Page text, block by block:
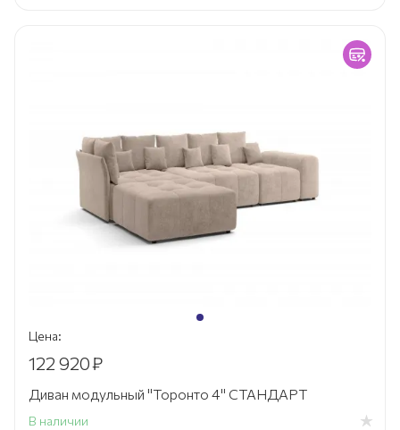
Цена:
122 920₽
Диван модульный "Торонто 4" СТАНДАРТ
В наличии